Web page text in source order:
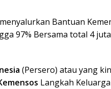
Bantuan
97% Bersama total 4
(Persero) atau yang
Langkah